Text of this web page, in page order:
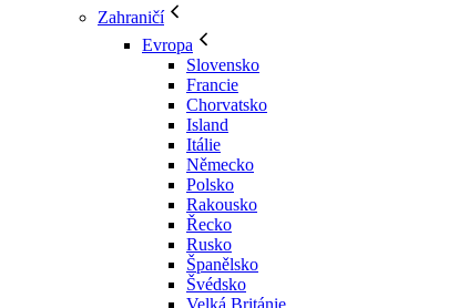
Zahraničí
Evropa
Slovensko
Francie
Chorvatsko
Island
Itálie
Německo
Polsko
Rakousko
Řecko
Rusko
Španělsko
Švédsko
Velká Británie